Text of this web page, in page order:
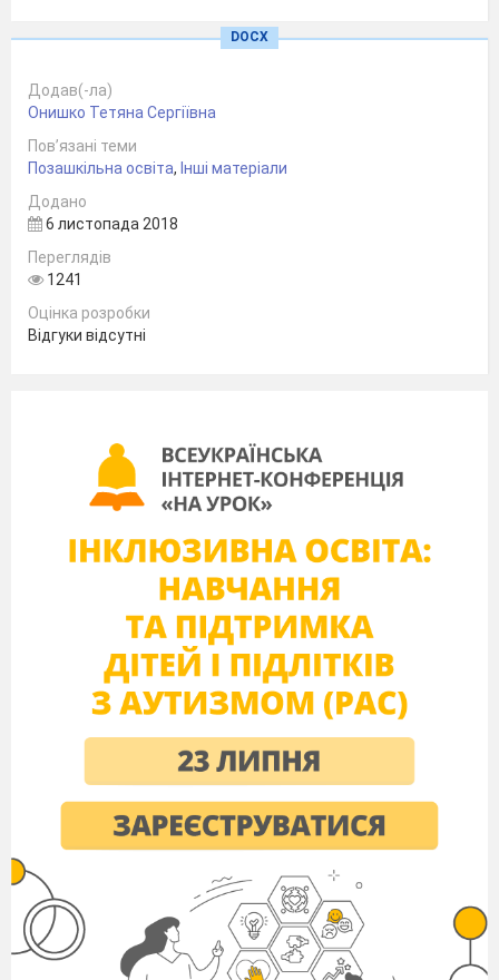
формування екологічної культури особистості;
набуття навичок і досвіду розв’язання
екологічних проблем оздоровлення довкілля,
збереження існуючих зелених насаджень,
благоустрою парків, садів, скверів, бульварів,
створення нових парків, лісопарків, скверів та
інших об’єктів зеленого будівництва з
урахуванням вимог ландшафтної архітектури
та садово-паркового мистецтва, а також
історії зеленого будівництва і садово-паркового
мистецтва в Україні та
вивчення кращого
досвіду створення та утримання зелених
насаджень; вирощування посадкового
матеріалу плодово-декоративних дерев, кущів,
квітів.
Загін працює задля чистого довкілля, що
DOCX
Додав(-ла)
Онишко Тетяна Сергіївна
Пов’язані теми
Позашкільна освіта, Інші матеріали
Додано
6 листопада 2018
Переглядів
1241
Оцінка розробки
Відгуки відсутні